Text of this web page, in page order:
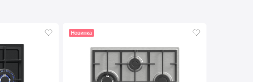
Новинка